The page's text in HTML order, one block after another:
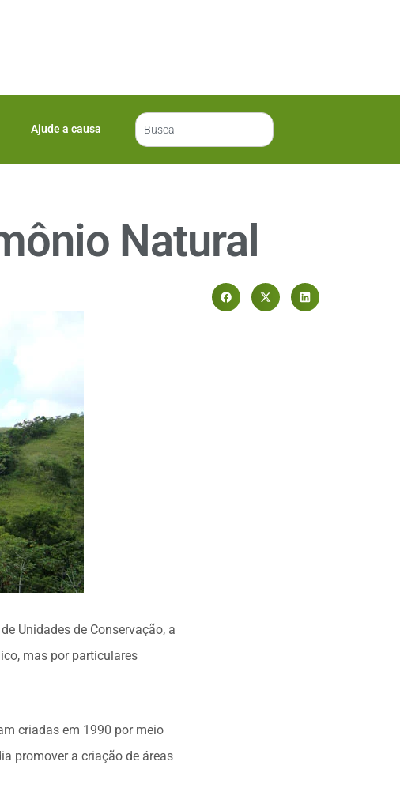
Ajude a causa
Natural
Unidades de Conservação, a
mas por particulares
criadas em 1990 por meio
promover a criação de áreas